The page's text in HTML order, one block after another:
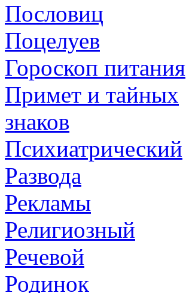
Пословиц
Поцелуев
Гороскоп питания
Примет и тайных
знаков
Психиатрический
Развода
Рекламы
Религиозный
Речевой
Родинок